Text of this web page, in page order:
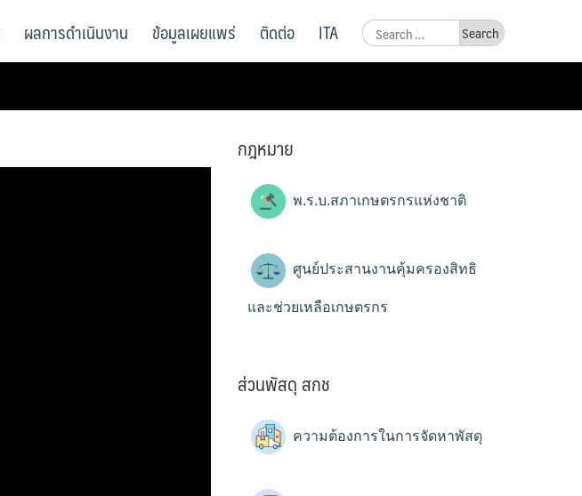
Search
for:
ผลการดำเนินงาน ข้อมูลเผยแพร่ ติดต่อ ITA
กฎหมาย
พ.ร.บ.สภาเกษตรกรแห่งชาติ
ศูนย์ประสานงานคุ้มครองสิทธิ
และช่วยเหลือเกษตรกร
ส่วนพัสดุ สกช
ความต้องการในการจัดหาพัสดุ